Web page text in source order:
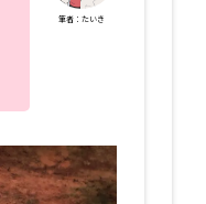
筆者：たいき